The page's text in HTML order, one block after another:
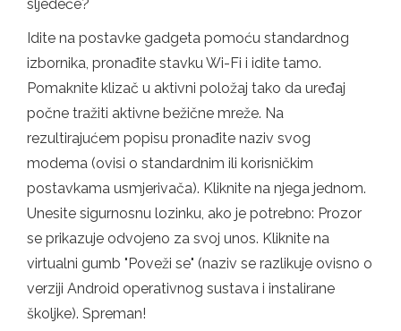
sljedeće?
Idite na postavke gadgeta pomoću standardnog
izbornika, pronađite stavku Wi-Fi i idite tamo.
Pomaknite klizač u aktivni položaj tako da uređaj
počne tražiti aktivne bežične mreže. Na
rezultirajućem popisu pronađite naziv svog
modema (ovisi o standardnim ili korisničkim
postavkama usmjerivača). Kliknite na njega jednom.
Unesite sigurnosnu lozinku, ako je potrebno: Prozor
se prikazuje odvojeno za svoj unos. Kliknite na
virtualni gumb "Poveži se" (naziv se razlikuje ovisno o
verziji Android operativnog sustava i instalirane
školjke). Spreman!